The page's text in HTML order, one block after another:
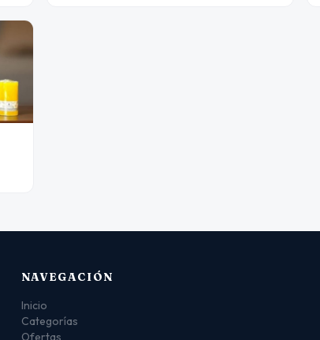
NAVEGACIÓN
Inicio
Categorías
Ofertas